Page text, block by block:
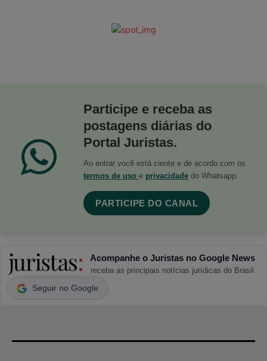
Participe e receba as
postagens diárias do
Portal Juristas.
Ao entrar você está ciente e de acordo com os
termos de uso e privacidade do Whatsapp.
PARTICIPE DO CANAL
Acompanhe o Juristas no Google News
receba as principais notícias jurídicas do Brasil
Seguir no Google